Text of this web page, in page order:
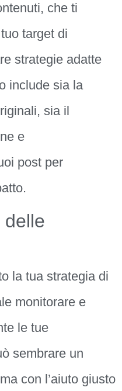
che ti
target di
strategie adatte
include sia la
sia il
e
post per
delle
la tua strategia di
monitorare e
le tue
sembrare un
con l’aiuto giusto